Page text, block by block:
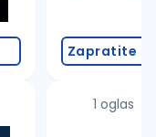
Zapratite
1 oglas